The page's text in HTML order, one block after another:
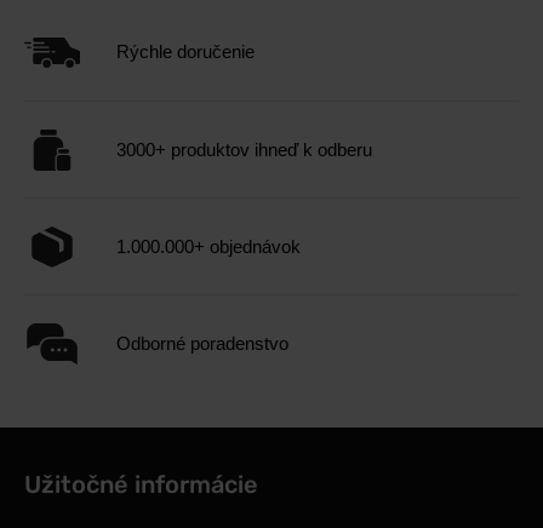
Rýchle doručenie
3000+ produktov ihneď k odberu
1.000.000+ objednávok
Odborné poradenstvo
Užitočné informácie